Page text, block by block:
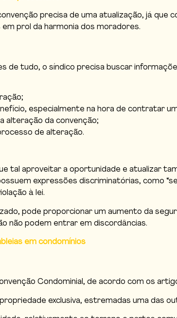
precisa de uma atualização, já
prol da harmonia dos moradores.
de tudo, o síndico precisa buscar
especialmente na hora de contratar
alteração da convenção;
de alteração.
tal aproveitar a oportunidade e atualizar
expressões discriminatórias, como
à lei.
pode proporcionar um aumento da
não podem entrar em discordâncias.
em condomínios
Condominial, de acordo com os
exclusiva, estremadas uma das